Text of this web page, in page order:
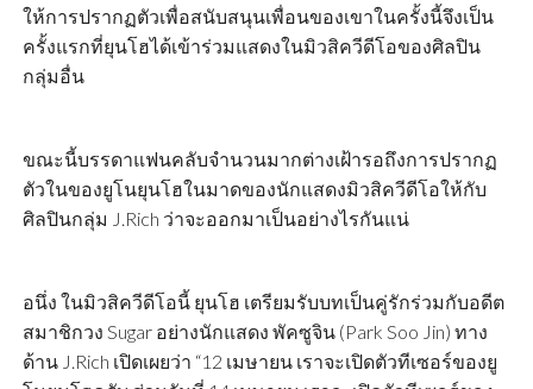
ให้การปรากฏตัวเพื่อสนับสนุนเพื่อนของเขาในครั้งนี้จึงเป็น
ครั้งแรกที่ยุนโฮได้เข้าร่วมแสดงในมิวสิควีดีโอของศิลปิน
กลุ่มอื่น
ขณะนี้บรรดาแฟนคลับจำนวนมากต่างเฝ้ารอถึงการปรากฏ
ตัวในของยูโนยุนโฮในมาดของนักแสดงมิวสิควีดีโอให้กับ
ศิลปินกลุ่ม J.Rich ว่าจะออกมาเป็นอย่างไรกันแน่
อนึ่ง ในมิวสิควีดีโอนี้ ยุนโฮ เตรียมรับบทเป็นคู่รักร่วมกับอดีต
สมาชิกวง Sugar อย่างนักแสดง พัคซูจิน (Park Soo Jin) ทาง
ด้าน J.Rich เปิดเผยว่า “12 เมษายน เราจะเปิดตัวทีเซอร์ของยู